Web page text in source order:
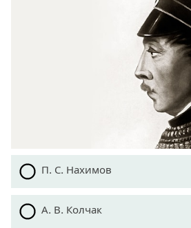
П. С. Нахимов
А. В. Колчак